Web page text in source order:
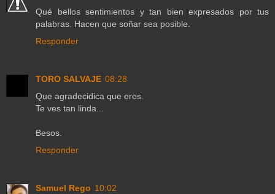
Qué bellos sentimientos y tan bien expresados por tus
palabras. Hacen que soñar sea posible.
Responder
TORO SALVAJE 08:28
Que agradecidica que eres.
Te ves tan linda...
Besos.
Responder
Samuel Rego 10:02